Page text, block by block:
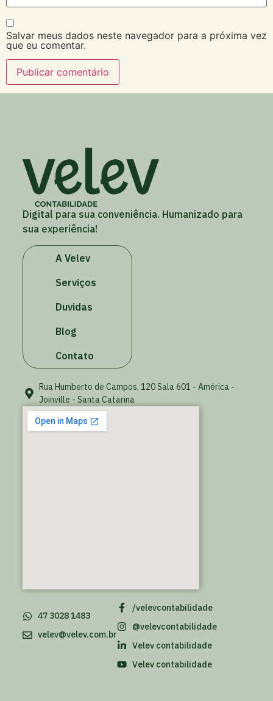
Salvar meus dados neste navegador para a próxima vez
que eu comentar.
Digital para sua conveniência. Humanizado para
sua experiência!
A Velev
Serviços
Duvidas
Blog
Contato
Rua Humberto de Campos, 120 Sala 601 - América -
Joinville - Santa Catarina
/velevcontabilidade
@velevcontabilidade
Velev contabilidade
Velev contabilidade
47 3028 1483
velev@velev.com.br